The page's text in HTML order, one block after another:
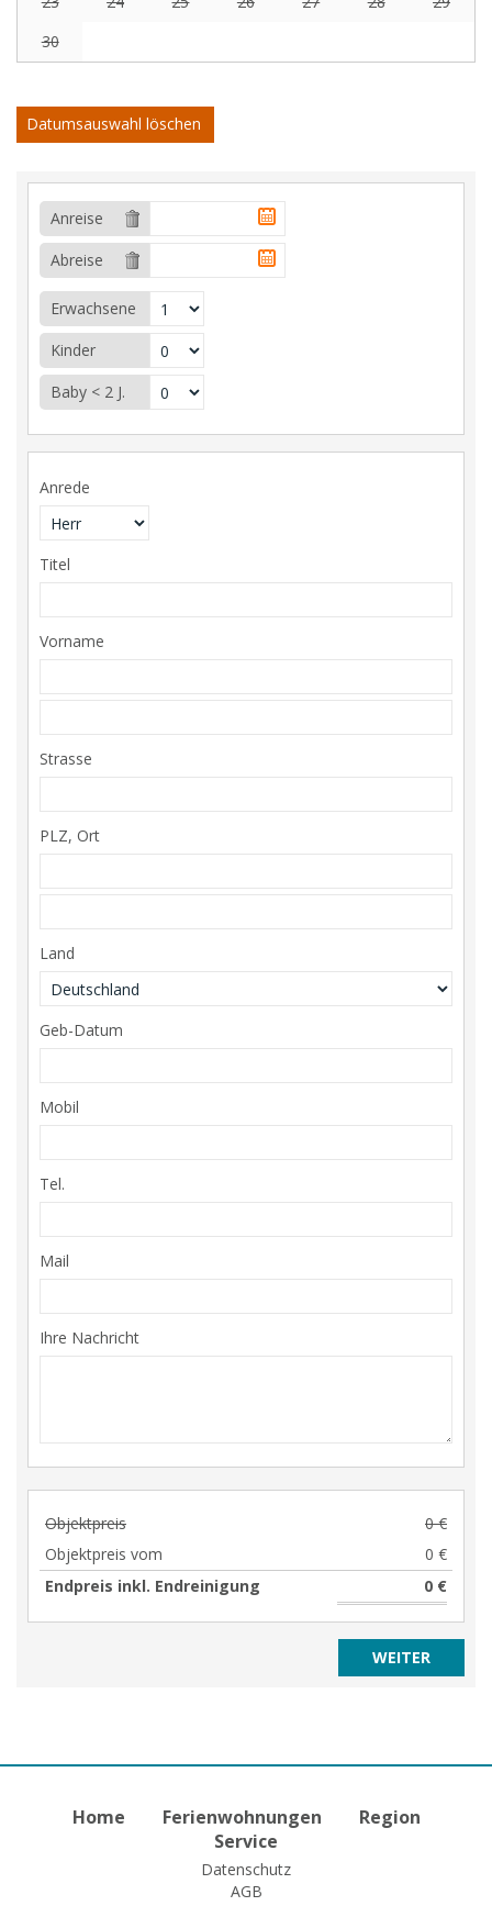
30
Datumsauswahl löschen
Anreise
Abreise
Erwachsene
Kinder
Baby < 2 J.
Anrede
Titel
Vorname
Strasse
PLZ, Ort
Land
Geb-Datum
Mobil
Tel.
Mail
Ihre Nachricht
Objektpreis
0 €
Objektpreis vom
0 €
Endpreis inkl. Endreinigung
0 €
Home Ferienwohnungen
Region
Service
Datenschutz
AGB